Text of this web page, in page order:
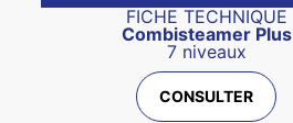
FICHE TECHNIQUE
Combisteamer Plus
7 niveaux
CONSULTER